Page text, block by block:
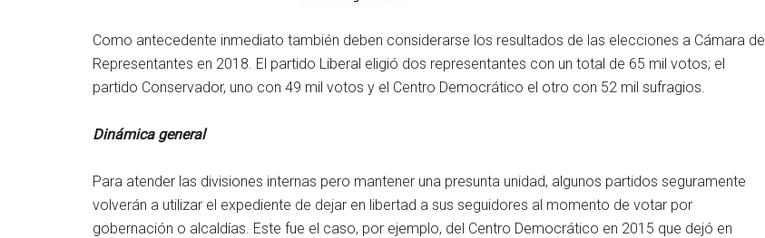
Como antecedente inmediato también deben considerarse los resultados de las elecciones a Cámara de
Representantes en 2018. El partido Liberal eligió dos representantes con un total de 65 mil votos; el
partido Conservador, uno con 49 mil votos y el Centro Democrático el otro con 52 mil sufragios.
Dinámica general
Para atender las divisiones internas pero mantener una presunta unidad, algunos partidos seguramente
volverán a utilizar el expediente de dejar en libertad a sus seguidores al momento de votar por
gobernación o alcaldías. Este fue el caso, por ejemplo, del Centro Democrático en 2015 que dejó en